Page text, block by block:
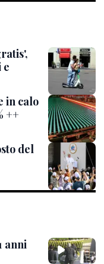
e
in calo
++
del
anni